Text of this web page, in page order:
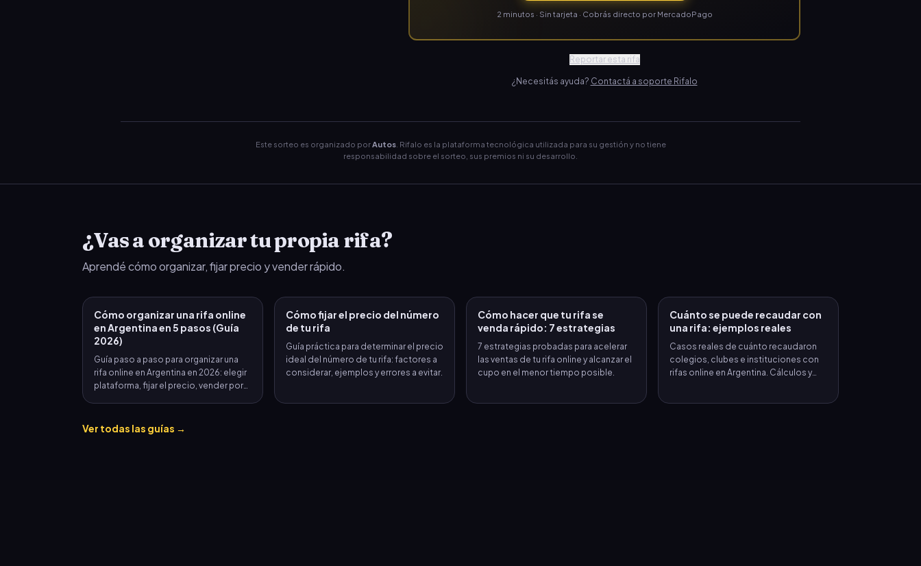
2 minutos · Sin tarjeta · Cobrás directo por MercadoPago
Reportar esta rifa
¿Necesitás ayuda? Contactá a soporte Rifalo
Este sorteo es organizado porAutos. Rifalo es la plataforma tecnológica utilizada para su gestión y no tiene
responsabilidad sobre el sorteo, sus premios ni su desarrollo.
¿Vas a organizar tu propia rifa?
Aprendé cómo organizar, fijar precio y vender rápido.
Cómo organizar una rifa online
en Argentina en 5 pasos (Guía
2026)
Guía paso a paso para organizar una
rifa online en Argentina en 2026: elegir
plataforma, fijar el precio, vender por
minutos.
Cómo fijar el precio del número
de tu rifa
Guía práctica para determinar el precio
ideal del número de tu rifa: factores a
considerar, ejemplos y errores a evitar.
Cómo hacer que tu rifa se
venda rápido: 7 estrategias
7 estrategias probadas para acelerar
las ventas de tu rifa online y alcanzar el
cupo en el menor tiempo posible.
Cuánto se puede recaudar con
una rifa: ejemplos reales
Casos reales de cuánto recaudaron
colegios, clubes e instituciones con
rifas online en Argentina. Cálculos y
Ver todas las guías →